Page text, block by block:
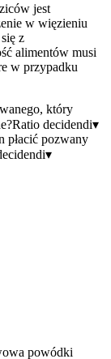
jest
w więzieniu
z
alimentów musi
w przypadku
który
Ratio decidendi▾
płacić pozwany
▾
powódki